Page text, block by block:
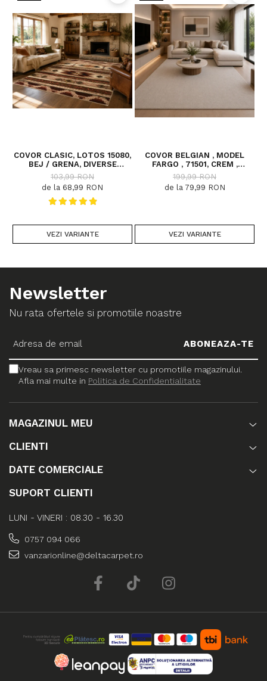
COVOR CLASIC, LOTOS 15080,
BEJ / GRENA, DIVERSE
DIMENSIUNI
103,99 RON
de la 68,99 RON
VEZI VARIANTE
COVOR BELGIAN , MODEL
FARGO , 71501, CREM ,
DIVERSE DIMENSIUNI
199,99 RON
de la 79,99 RON
VEZI VARIANTE
Newsletter
Nu rata ofertele si promotiile noastre
Vreau sa primesc newsletter cu promotiile magazinului.
Afla mai multe in Politica de Confidentialitate
MAGAZINUL MEU
CLIENTI
DATE COMERCIALE
SUPORT CLIENTI
LUNI - VINERI : 08.30 - 16.30
0757 094 066
vanzarionline@deltacarpet.ro